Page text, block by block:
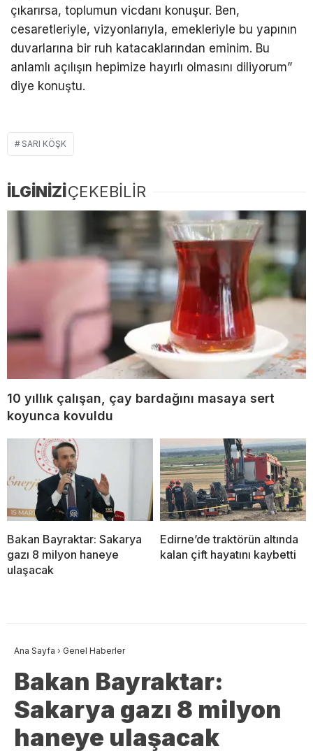
çıkarırsa, toplumun vicdanı konuşur. Ben,
cesaretleriyle, vizyonlarıyla, emekleriyle bu yapının
duvarlarına bir ruh katacaklarından eminim. Bu
anlamlı açılışın hepimize hayırlı olmasını diliyorum”
diye konuştu.
SARI KÖŞK
İLGİNİZİÇEKEBİLİR
10 yıllık çalışan, çay bardağını masaya sert
koyunca kovuldu
Bakan Bayraktar: Sakarya
gazı 8 milyon haneye
ulaşacak
Edirne’de traktörün altında
kalan çift hayatını kaybetti
Ana Sayfa › Genel Haberler
Bakan Bayraktar:
Sakarya gazı 8 milyon
haneye ulaşacak